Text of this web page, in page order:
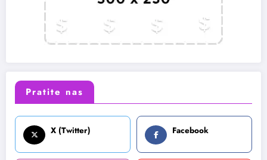
Pratite nas
X (Twitter) Facebook